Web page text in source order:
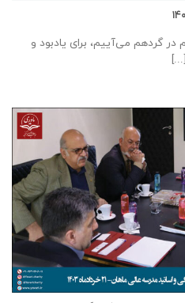
گردهم می‌آییم، برای یادبود و